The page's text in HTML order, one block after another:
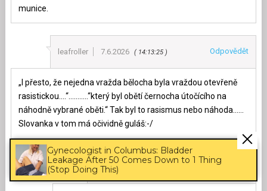
munice.
leafroller 7.6.2026 14:13:25 Odpovědět
„I přesto, že nejedna vražda bělocha byla vraždou otevřeně
rasistickou….“………..“který byl obětí černocha útočícího na
náhodně vybrané oběti.“ Tak byl to rasismus nebo náhoda……
Slovanka v tom má očividně guláš:-/
Já Druhý Odpovědět
Gynecologist in Columbus: Bladder
Leakage After 50 Comes Down to 1 Thing
(Stop Doing This)